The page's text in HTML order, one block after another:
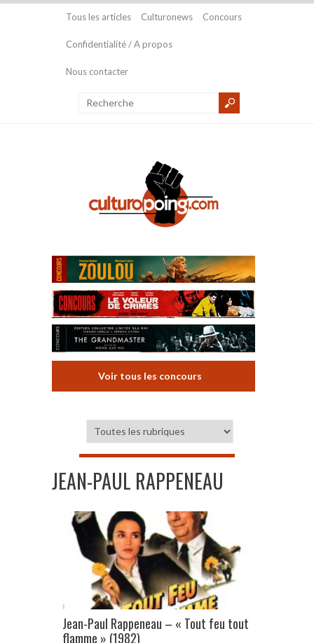
Tous les articles Culturonews Concours
Confidentialité / A propos
Nous contacter
Voir tous les concours
JEAN-PAUL RAPPENEAU
Jean-Paul Rappeneau – « Tout feu tout
flamme » (1982)